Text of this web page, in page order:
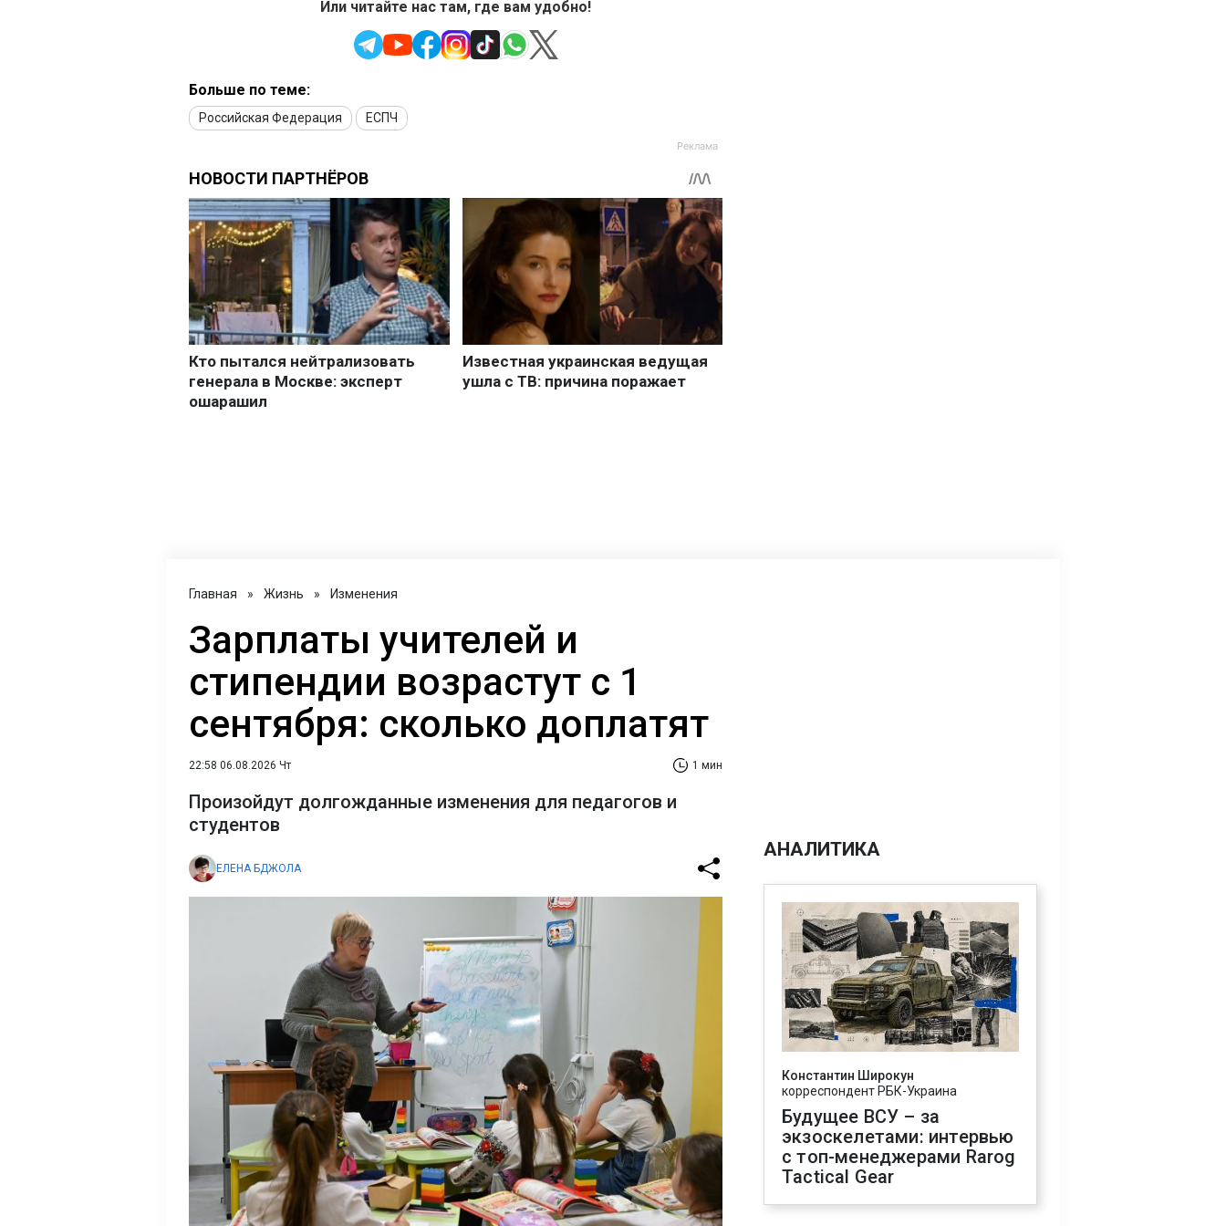
Или читайте нас там, где вам удобно!
Больше по теме:
Российская Федерация ЕСПЧ
Главная » Жизнь » Изменения
Зарплаты учителей и
стипендии возрастут с 1
сентября: сколько доплатят
22:58 06.08.2026 Чт 1 мин
Произойдут долгожданные изменения для педагогов и
студентов
ЕЛЕНА БДЖОЛА
АНАЛИТИКА
Константин Широкун
корреспондент РБК-Украина
Будущее ВСУ – за
экзоскелетами: интервью
с топ-менеджерами Rarog
Tactical Gear